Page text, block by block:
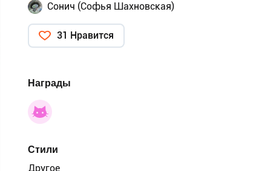
Сонич (Софья Шахновская)
31 Нравится
Награды
Стили
Другое